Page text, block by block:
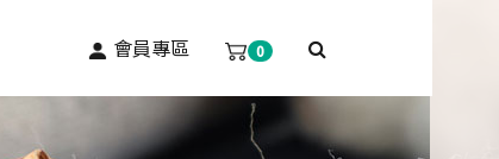
會員專區 0